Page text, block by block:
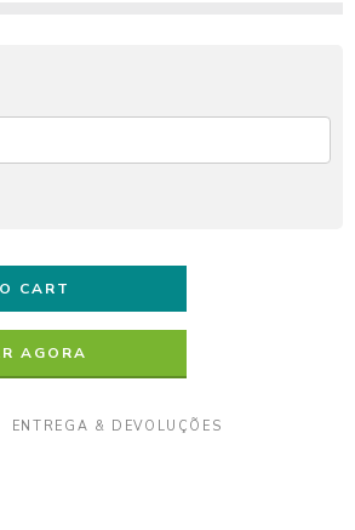
CART
AGORA
ENTREGA & DEVOLUÇÕES